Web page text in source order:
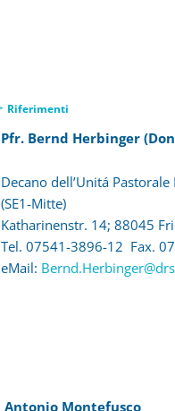
Riferimenti
Pfr. Bernd Herbinger
Decano dell’Unitá
(SE1-Mitte)
Katharinenstr. 14; 88045
Tel. 07541-3896-12 Fax.
eMail:
Antonio Montefusco